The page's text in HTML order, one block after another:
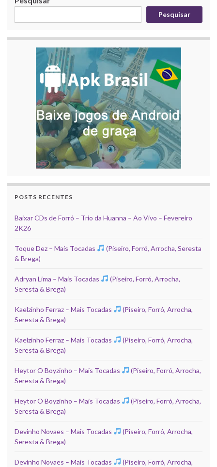
Pesquisar
POSTS RECENTES
Baixar CDs de Forró – Trio da Huanna – Ao Vivo – Fevereiro
2K26
Toque Dez – Mais Tocadas
(Piseiro, Forró, Arrocha, Seresta
& Brega)
Adryan Lima – Mais Tocadas
(Piseiro, Forró, Arrocha,
Seresta & Brega)
Kaelzinho Ferraz – Mais Tocadas
(Piseiro, Forró, Arrocha,
Seresta & Brega)
Kaelzinho Ferraz – Mais Tocadas
(Piseiro, Forró, Arrocha,
Seresta & Brega)
Heytor O Boyzinho – Mais Tocadas
(Piseiro, Forró, Arrocha,
Seresta & Brega)
Heytor O Boyzinho – Mais Tocadas
(Piseiro, Forró, Arrocha,
Seresta & Brega)
Devinho Novaes – Mais Tocadas
(Piseiro, Forró, Arrocha,
Seresta & Brega)
Devinho Novaes – Mais Tocadas
(Piseiro, Forró, Arrocha,